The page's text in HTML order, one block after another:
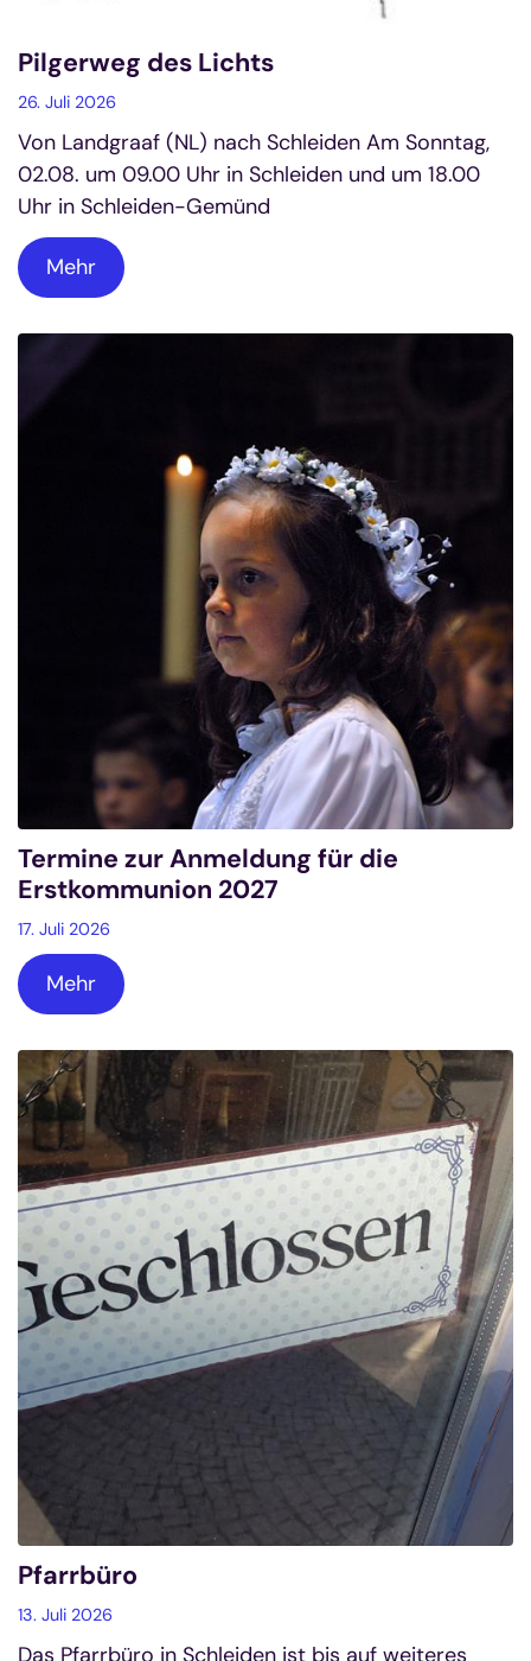
Pilgerweg des Lichts
26. Juli 2026
Von Landgraaf (NL) nach Schleiden Am Sonntag,
02.08. um 09.00 Uhr in Schleiden und um 18.00
Uhr in Schleiden-Gemünd
Mehr
Termine zur Anmeldung für die
Erstkommunion 2027
17. Juli 2026
Mehr
Pfarrbüro
13. Juli 2026
Das Pfarrbüro in Schleiden ist bis auf weiteres